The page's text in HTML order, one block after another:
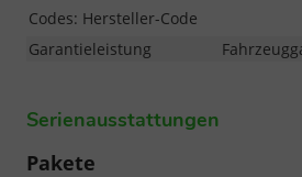
Codes: Hersteller-Code
Garantieleistung
Serienausstattungen
Pakete